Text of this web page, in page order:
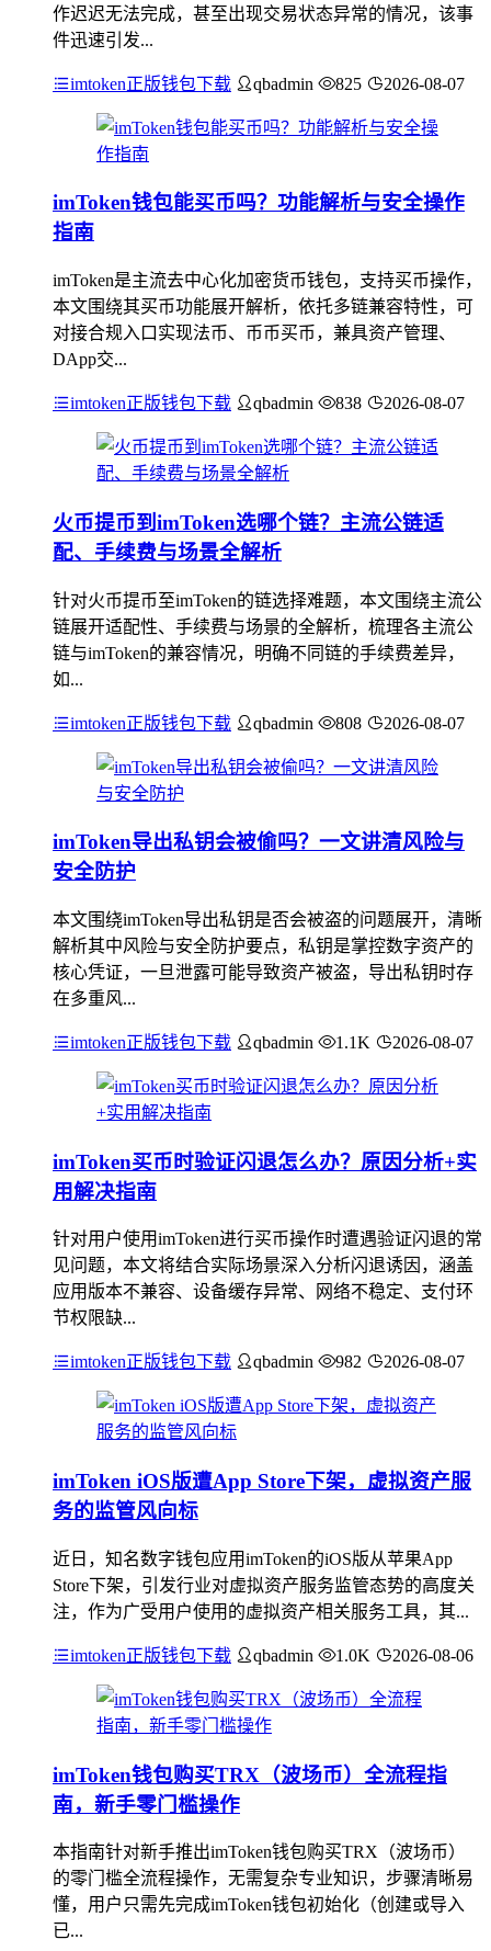
作迟迟无法完成，甚至出现交易状态异常的情况，该事
件迅速引发...
imtoken正版钱包下载 qbadmin 825 2026-08-07
imToken钱包能买币吗？功能解析与安全操作
指南
imToken是主流去中心化加密货币钱包，支持买币操作，
本文围绕其买币功能展开解析，依托多链兼容特性，可
对接合规入口实现法币、币币买币，兼具资产管理、
DApp交...
imtoken正版钱包下载 qbadmin 838 2026-08-07
火币提币到imToken选哪个链？主流公链适
配、手续费与场景全解析
针对火币提币至imToken的链选择难题，本文围绕主流公
链展开适配性、手续费与场景的全解析，梳理各主流公
链与imToken的兼容情况，明确不同链的手续费差异，
如...
imtoken正版钱包下载 qbadmin 808 2026-08-07
imToken导出私钥会被偷吗？一文讲清风险与
安全防护
本文围绕imToken导出私钥是否会被盗的问题展开，清晰
解析其中风险与安全防护要点，私钥是掌控数字资产的
核心凭证，一旦泄露可能导致资产被盗，导出私钥时存
在多重风...
imtoken正版钱包下载 qbadmin 1.1K 2026-08-07
imToken买币时验证闪退怎么办？原因分析+实
用解决指南
针对用户使用imToken进行买币操作时遭遇验证闪退的常
见问题，本文将结合实际场景深入分析闪退诱因，涵盖
应用版本不兼容、设备缓存异常、网络不稳定、支付环
节权限缺...
imtoken正版钱包下载 qbadmin 982 2026-08-07
imToken iOS版遭App Store下架，虚拟资产服
务的监管风向标
近日，知名数字钱包应用imToken的iOS版从苹果App
Store下架，引发行业对虚拟资产服务监管态势的高度关
注，作为广受用户使用的虚拟资产相关服务工具，其...
imtoken正版钱包下载 qbadmin 1.0K 2026-08-06
imToken钱包购买TRX（波场币）全流程指
南，新手零门槛操作
本指南针对新手推出imToken钱包购买TRX（波场币）
的零门槛全流程操作，无需复杂专业知识，步骤清晰易
懂，用户只需先完成imToken钱包初始化（创建或导入
已...